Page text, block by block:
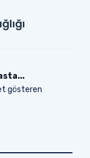
gösteren